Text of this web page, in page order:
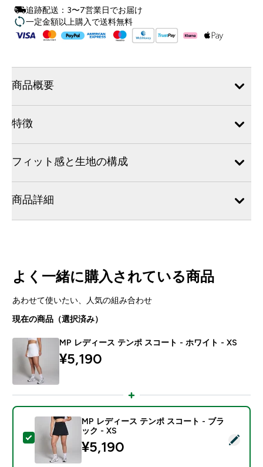
追跡配送：3〜7営業日でお届け
一定金額以上購入で送料無料
商品概要
特徴
フィット感と生地の構成
商品詳細
よく一緒に購入されている商品
あわせて使いたい、人気の組み合わせ
現在の商品（選択済み）
MP レディース テンポ スコート - ホワイト - XS
¥5,190‎
この商品を選択 - MP レディース テンポ スコート -
MP レディース テンポ スコート - ブラ
ック - XS
¥5,190‎